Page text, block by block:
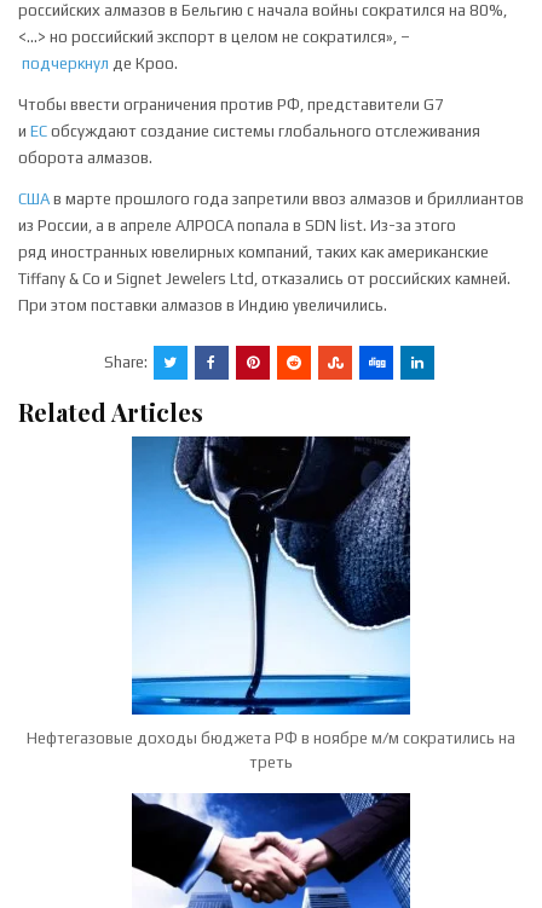
российских алмазов в Бельгию с начала войны сократился на 80%,
<…> но российский экспорт в целом не сократился», –
подчеркнул де Кроо.
Чтобы ввести ограничения против РФ, представители G7
и ЕС обсуждают создание системы глобального отслеживания
оборота алмазов.
США в марте прошлого года запретили ввоз алмазов и бриллиантов
из России, а в апреле АЛРОСА попала в SDN list. Из-за этого
ряд иностранных ювелирных компаний, таких как американские
Tiffany & Co и Signet Jewelers Ltd, отказались от российских камней.
При этом поставки алмазов в Индию увеличились.
Share:
Related Articles
Нефтегазовые доходы бюджета РФ в ноябре м/м сократились на
треть